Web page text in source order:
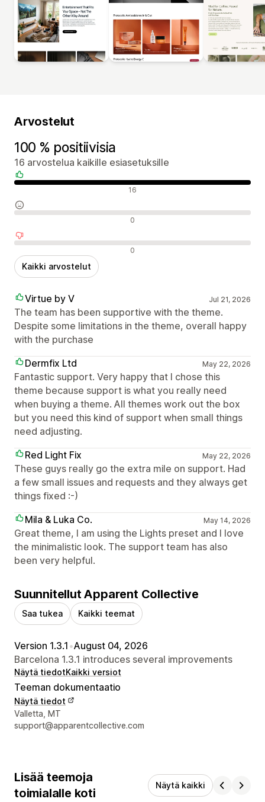
Arvostelut
100 % positiivisia
16 arvostelua kaikille esiasetuksille
Positiiviset arvostelut 16
Neutraalit arvostelut 0
Negatiiviset arvostelut 0
Kaikki arvostelut
Virtue by V Jul 21, 2026
The team has been supportive with the theme.
Despite some limitations in the theme, overall happy
with the purchase
Dermfix Ltd
May 22, 2026
Fantastic support. Very happy that I chose this
theme because support is what you really need
when buying a theme. All themes work out the box
but you need this kind of support when small things
need adjusting.
Red Light Fix
May 22, 2026
These guys really go the extra mile on support. Had
a few small issues and requests and they always get
things fixed :-)
Mila & Luka Co.
May 14, 2026
Great theme, I am using the Lights preset and I love
the minimalistic look. The support team has also
been very helpful.
Suunnitellut Apparent Collective
Saa tukea Kaikki teemat
Version 1.3.1 •August 04, 2026
Barcelona 1.3.1 introduces several improvements
Näytä tiedotKaikki versiot
Teeman dokumentaatio
Näytä tiedot
Suunnittelijan yhteystiedot
Valletta, MT
support@apparentcollective.com
Lisää teemoja
toimialalle koti
Näytä kaikki